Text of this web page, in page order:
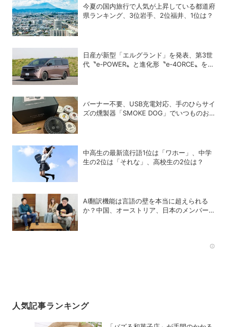
今夏の国内旅行で人気が上昇している都道府
県ランキング、3位岩手、2位福井、1位は？
日産が新型「エルグランド」を発表、第3世
代〝e‑POWER〟と進化形〝e‑4ORCE〟を搭
バーナー不要、USB充電対応、手のひらサイ
ズの燻製器「SMOKE DOG」でいつものお
中高生の最新流行語1位は「ワホー」、中学
生の2位は「それな」、高校生の2位は？
AI翻訳機能は言語の壁を本当に超えられる
か？中国、オーストリア、日本のメンバーで
人気記事ランキング